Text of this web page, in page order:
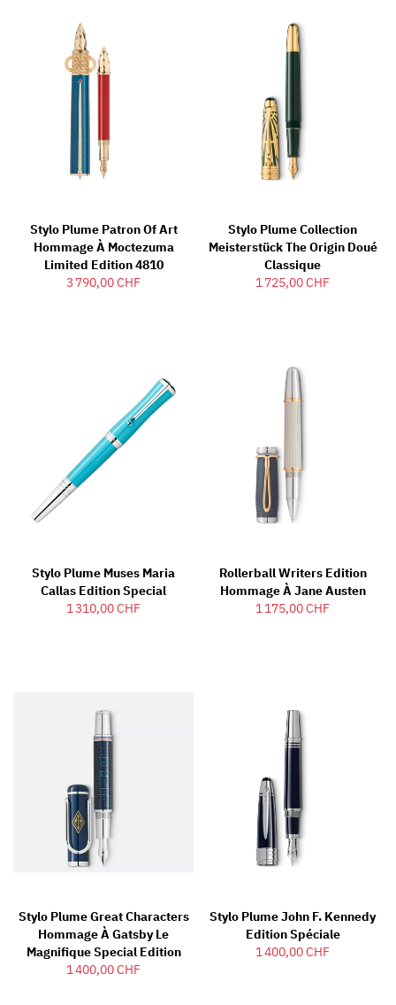
Stylo Plume Patron Of Art
Hommage À Moctezuma
Limited Edition 4810
3 790,00 CHF
Stylo Plume Collection
Meisterstück The Origin Doué
Classique
1 725,00 CHF
Stylo Plume Muses Maria
Callas Edition Special
1 310,00 CHF
Rollerball Writers Edition
Hommage À Jane Austen
1 175,00 CHF
Stylo Plume Great Characters
Hommage À Gatsby Le
Magnifique Special Edition
1 400,00 CHF
Stylo Plume John F. Kennedy
Edition Spéciale
1 400,00 CHF